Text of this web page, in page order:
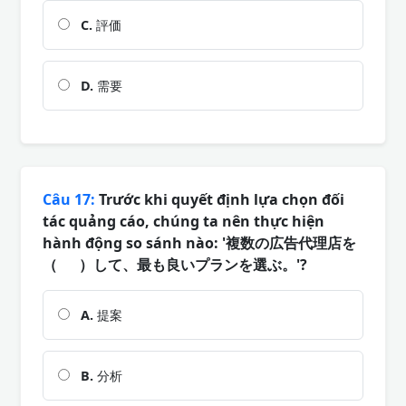
C. 評価
D. 需要
Câu 17: Trước khi quyết định lựa chọn đối
tác quảng cáo, chúng ta nên thực hiện
hành động so sánh nào: '複数の広告代理店を
（ ）して、最も良いプランを選ぶ。'?
A. 提案
B. 分析